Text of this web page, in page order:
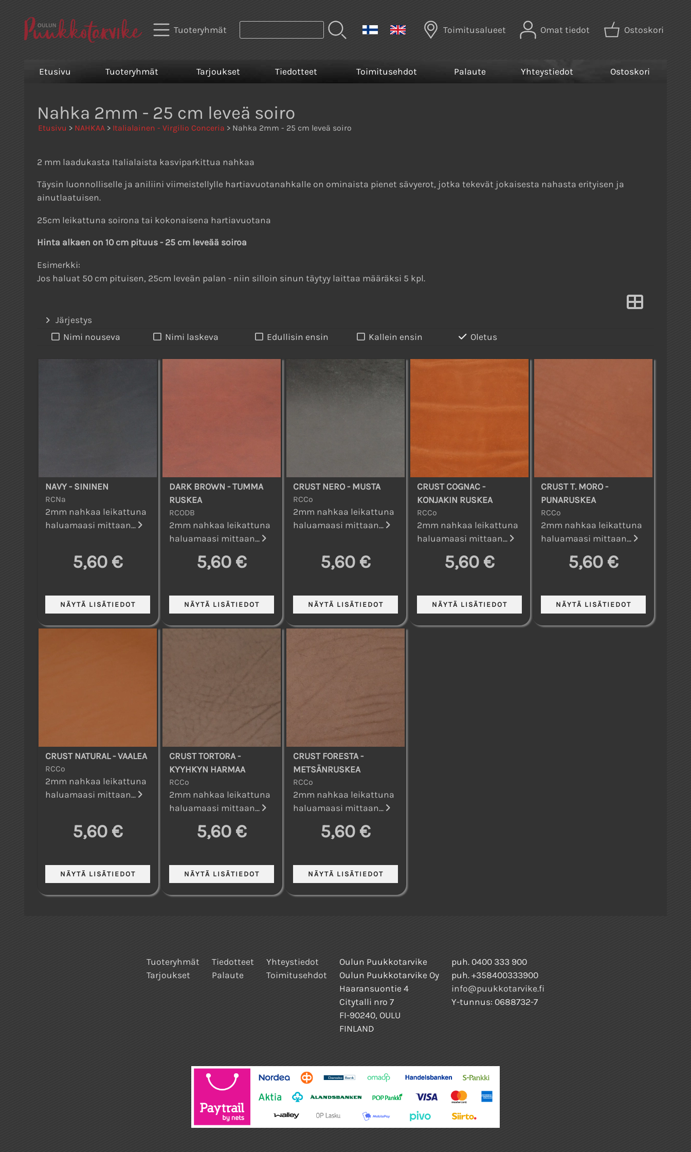
Tuoteryhmät Toimitusalueet Omat tiedot Ostoskori
Etusivu Tuoteryhmät Tarjoukset Tiedotteet Toimitusehdot Palaute Yhteystiedot Ostoskori
Nahka 2mm - 25 cm leveä soiro
Etusivu > NAHKAA > Italialainen - Virgilio Conceria > Nahka 2mm - 25 cm leveä soiro
2 mm laadukasta Italialaista kasviparkittua nahkaa
Täysin luonnolliselle ja aniliini viimeistellylle hartiavuotanahkalle on ominaista pienet sävyerot, jotka tekevät jokaisesta nahasta erityisen ja
ainutlaatuisen.
25cm leikattuna soirona tai kokonaisena hartiavuotana
Hinta alkaen on 10 cm pituus - 25 cm leveää soiroa
Esimerkki:
Jos haluat 50 cm pituisen, 25cm leveän palan - niin silloin sinun täytyy laittaa määräksi 5 kpl.
Järjestys
Nimi nouseva
Nimi laskeva Edullisin ensin Kallein ensin Oletus
NAVY - SININEN
RCNa
2mm nahkaa leikattuna
haluamaasi mittaan...
5,60 €
DARK BROWN - TUMMA
RUSKEA
RCODB
2mm nahkaa leikattuna
haluamaasi mittaan...
5,60 €
CRUST NERO - MUSTA
RCCo
2mm nahkaa leikattuna
haluamaasi mittaan...
5,60 €
CRUST COGNAC -
KONJAKIN RUSKEA
RCCo
2mm nahkaa leikattuna
haluamaasi mittaan...
5,60 €
CRUST T. MORO -
PUNARUSKEA
RCCo
2mm nahkaa leikattuna
haluamaasi mittaan...
5,60 €
CRUST NATURAL - VAALEA
RCCo
2mm nahkaa leikattuna
haluamaasi mittaan...
5,60 €
CRUST TORTORA -
KYYHKYN HARMAA
RCCo
2mm nahkaa leikattuna
haluamaasi mittaan...
5,60 €
CRUST FORESTA -
METSÄNRUSKEA
RCCo
2mm nahkaa leikattuna
haluamaasi mittaan...
5,60 €
Tuoteryhmät
Tarjoukset
Tiedotteet
Palaute
Yhteystiedot
Toimitusehdot
Oulun Puukkotarvike
Oulun Puukkotarvike Oy
Haaransuontie 4
Citytalli nro 7
FI-90240, OULU
FINLAND
puh. 0400 333 900
puh. +358400333900
info@puukkotarvike.fi
Y-tunnus: 0688732-7